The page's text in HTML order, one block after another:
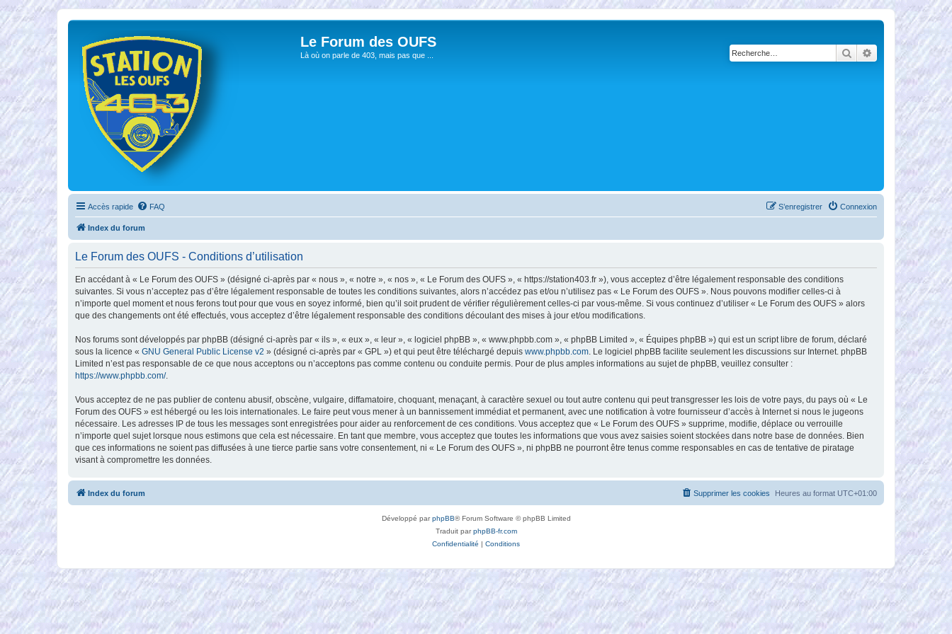
Le Forum des OUFS
Là où on parle de 403, mais pas que ... RechercherRecherche
Accès rapide FAQ Connexion
S’enregistrer
Index du forum
Le Forum des OUFS - Conditions d’utilisation
En accédant à « Le Forum des OUFS » (désigné ci-après par « nous », « notre », « nos », « Le Forum des OUFS », « https://station403.fr »), vous acceptez d’être légalement responsable des conditions
suivantes. Si vous n’acceptez pas d’être légalement responsable de toutes les conditions suivantes, alors n’accédez pas et/ou n’utilisez pas « Le Forum des OUFS ». Nous pouvons modifier celles-ci à
n’importe quel moment et nous ferons tout pour que vous en soyez informé, bien qu’il soit prudent de vérifier régulièrement celles-ci par vous-même. Si vous continuez d’utiliser « Le Forum des OUFS » alors
que des changements ont été effectués, vous acceptez d’être légalement responsable des conditions découlant des mises à jour et/ou modifications.
Nos forums sont développés par phpBB (désigné ci-après par « ils », « eux », « leur », « logiciel phpBB », « www.phpbb.com », « phpBB Limited », « Équipes phpBB ») qui est un script libre de forum, déclaré
sous la licence « GNU General Public License v2 » (désigné ci-après par « GPL ») et qui peut être téléchargé depuis www.phpbb.com. Le logiciel phpBB facilite seulement les discussions sur Internet. phpBB
Limited n’est pas responsable de ce que nous acceptons ou n’acceptons pas comme contenu ou conduite permis. Pour de plus amples informations au sujet de phpBB, veuillez consulter :
https://www.phpbb.com/.
Vous acceptez de ne pas publier de contenu abusif, obscène, vulgaire, diffamatoire, choquant, menaçant, à caractère sexuel ou tout autre contenu qui peut transgresser les lois de votre pays, du pays où « Le
Forum des OUFS » est hébergé ou les lois internationales. Le faire peut vous mener à un bannissement immédiat et permanent, avec une notification à votre fournisseur d’accès à Internet si nous le jugeons
nécessaire. Les adresses IP de tous les messages sont enregistrées pour aider au renforcement de ces conditions. Vous acceptez que « Le Forum des OUFS » supprime, modifie, déplace ou verrouille
n’importe quel sujet lorsque nous estimons que cela est nécessaire. En tant que membre, vous acceptez que toutes les informations que vous avez saisies soient stockées dans notre base de données. Bien
que ces informations ne soient pas diffusées à une tierce partie sans votre consentement, ni « Le Forum des OUFS », ni phpBB ne pourront être tenus comme responsables en cas de tentative de piratage
visant à compromettre les données.
Index du forum Heures au format UTC+01:00
Supprimer les cookies
Développé parphpBB® Forum Software © phpBB Limited
Traduit parphpBB-fr.com
Confidentialité | Conditions